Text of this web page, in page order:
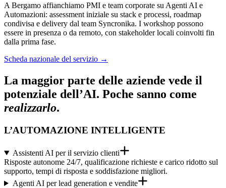
A Bergamo affianchiamo PMI e team corporate su Agenti AI e
Automazioni: assessment iniziale su stack e processi, roadmap
condivisa e delivery dal team Syncronika. I workshop possono
essere in presenza o da remoto, con stakeholder locali coinvolti fin
dalla prima fase.
Scheda nazionale del servizio →
La maggior parte delle aziende vede il
potenziale dell’AI. Poche sanno come
realizzarlo.
L’AUTOMAZIONE INTELLIGENTE
Assistenti AI per il servizio clienti
Risposte autonome 24/7, qualificazione richieste e carico ridotto sul
supporto, tempi di risposta e soddisfazione migliori.
Agenti AI per lead generation e vendite